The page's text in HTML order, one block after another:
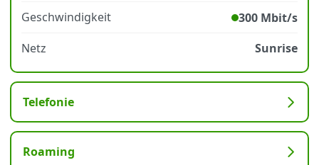
Geschwindigkeit
300 Mbit/s
Netz
Sunrise
Telefonie
Roaming